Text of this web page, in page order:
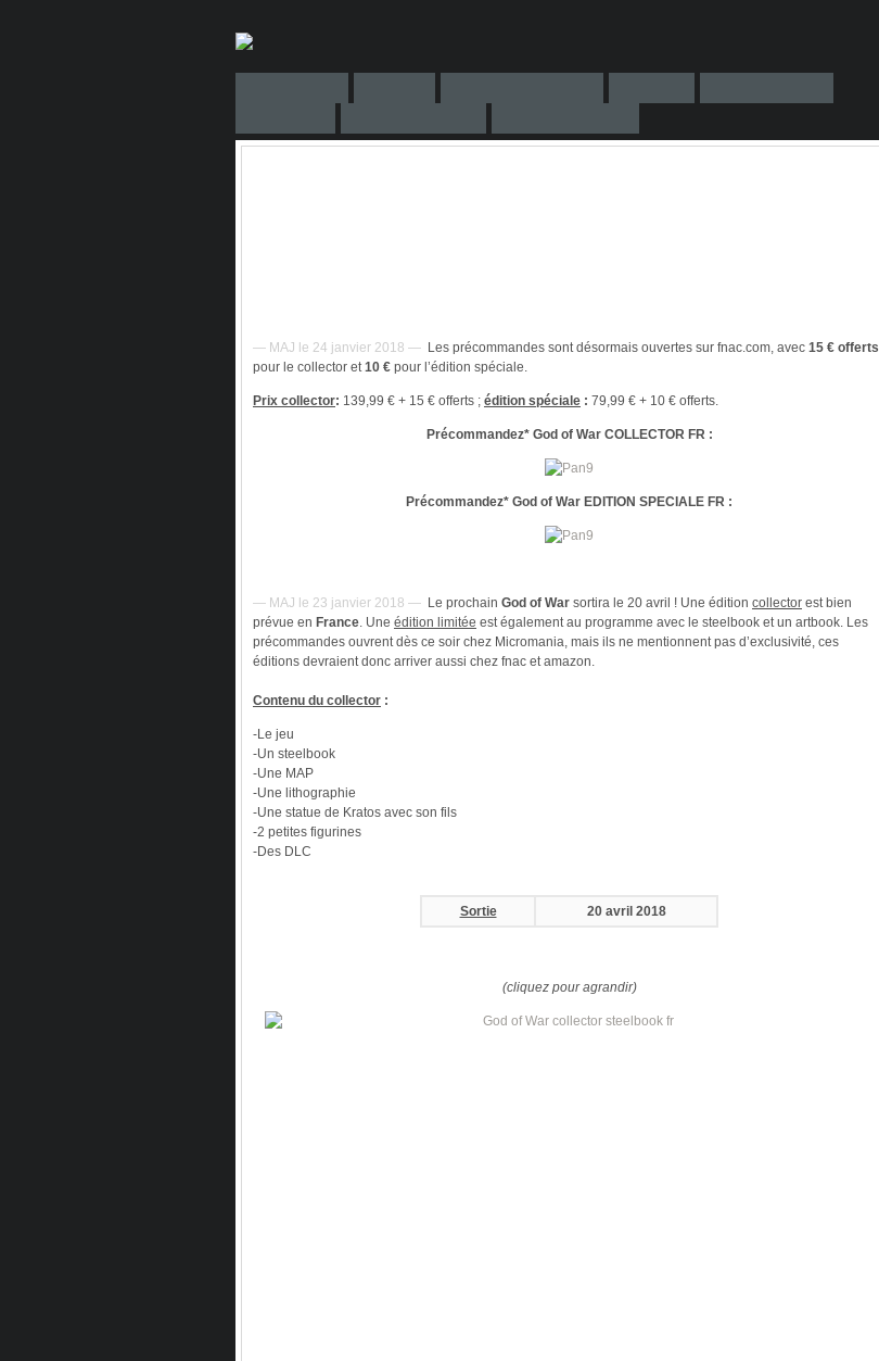
— MAJ le 24 janvier 2018 — Les précommandes sont désormais ouvertes sur fnac.com, avec 15 € offerts
pour le collector et10 € pour l’édition spéciale.
Prix collector: 139,99 € + 15 € offerts ; édition spéciale : 79,99 € + 10 € offerts.
Précommandez* God of War COLLECTOR FR :
Précommandez* God of War EDITION SPECIALE FR :
— MAJ le 23 janvier 2018 — Le prochain God of War sortira le 20 avril ! Une édition collector est bien
prévue en France. Une édition limitée est également au programme avec le steelbook et un artbook. Les
précommandes ouvrent dès ce soir chez Micromania, mais ils ne mentionnent pas d’exclusivité, ces
éditions devraient donc arriver aussi chez fnac et amazon.
Contenu du collector :
-Le jeu
-Un steelbook
-Une MAP
-Une lithographie
-Une statue de Kratos avec son fils
-2 petites figurines
-Des DLC
Sortie 20 avril 2018
(cliquez pour agrandir)